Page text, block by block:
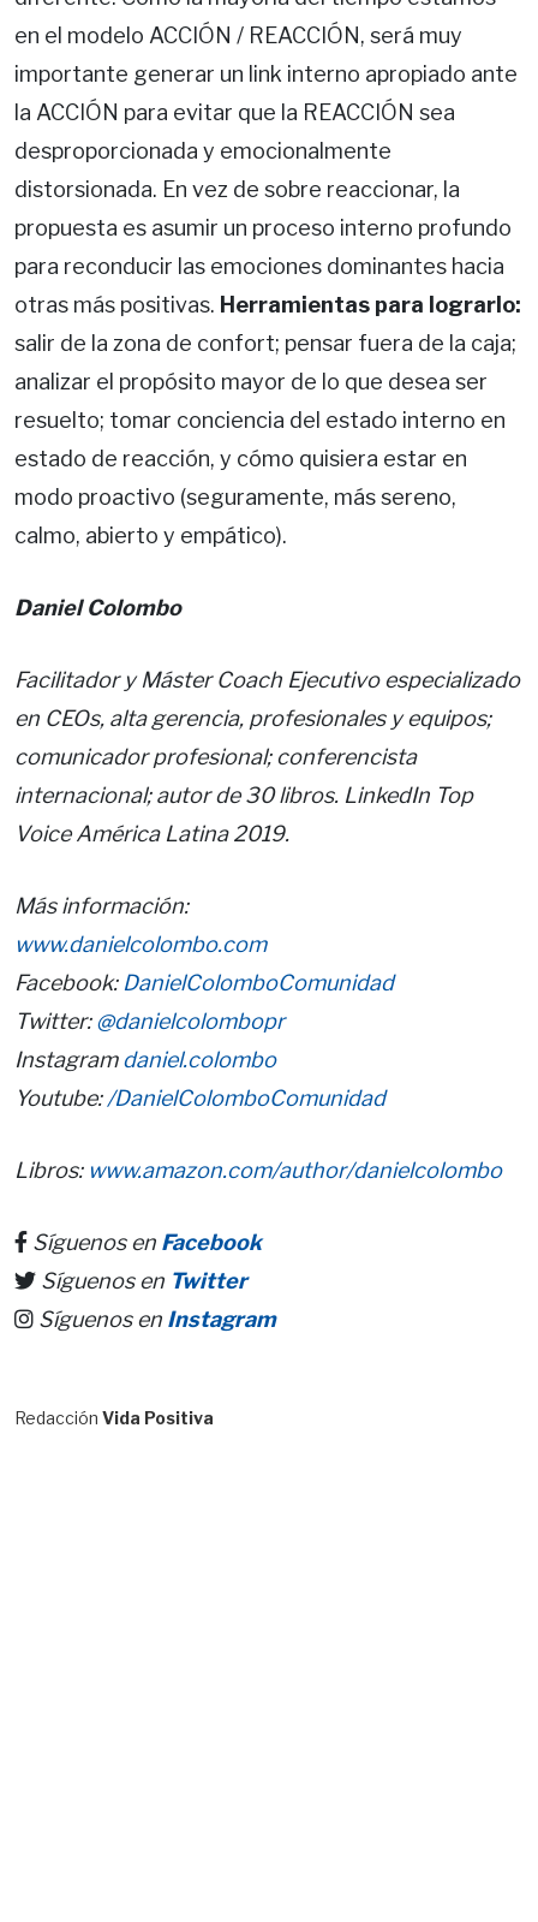
en el modelo ACCIÓN / REACCIÓN, será muy
importante generar un link interno apropiado ante
la ACCIÓN para evitar que la REACCIÓN sea
desproporcionada y emocionalmente
distorsionada. En vez de sobre reaccionar, la
propuesta es asumir un proceso interno profundo
para reconducir las emociones dominantes hacia
otras más positivas. Herramientas para lograrlo:
salir de la zona de confort; pensar fuera de la caja;
analizar el propósito mayor de lo que desea ser
resuelto; tomar conciencia del estado interno en
estado de reacción, y cómo quisiera estar en
modo proactivo (seguramente, más sereno,
calmo, abierto y empático).
Daniel Colombo
Facilitador y Máster Coach Ejecutivo especializado
en CEOs, alta gerencia, profesionales y equipos;
comunicador profesional; conferencista
internacional; autor de 30 libros. LinkedIn Top
Voice América Latina 2019.
Más información:
www.danielcolombo.com
Facebook: DanielColomboComunidad
Twitter:@danielcolombopr
Instagramdaniel.colombo
Youtube:/DanielColomboComunidad
Libros: www.amazon.com/author/danielcolombo
Síguenos en Facebook
Síguenos en Twitter
Síguenos en Instagram
Redacción Vida Positiva